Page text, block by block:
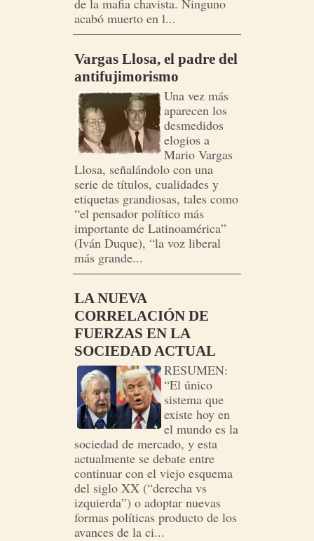
de la mafia chavista. Ninguno
acabó muerto en l...
Vargas Llosa, el padre del
antifujimorismo
Una vez más
aparecen los
desmedidos
elogios a
Mario Vargas
Llosa, señalándolo con una
serie de títulos, cualidades y
etiquetas grandiosas, tales como
“el pensador político más
importante de Latinoamérica”
(Iván Duque), “la voz liberal
más grande...
LA NUEVA
CORRELACIÓN DE
FUERZAS EN LA
SOCIEDAD ACTUAL
RESUMEN:
“El único
sistema que
existe hoy en
el mundo es la
sociedad de mercado, y esta
actualmente se debate entre
continuar con el viejo esquema
del siglo XX (“derecha vs
izquierda”) o adoptar nuevas
formas políticas producto de los
avances de la ci...